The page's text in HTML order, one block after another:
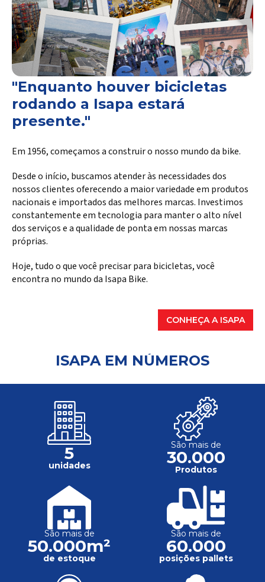
"Enquanto houver bicicletas
rodando a Isapa estará
presente."
Em 1956, começamos a construir o nosso mundo da bike.
Desde o início, buscamos atender às necessidades dos
nossos clientes oferecendo a maior variedade em produtos
nacionais e importados das melhores marcas. Investimos
constantemente em tecnologia para manter o alto nível
dos serviços e a qualidade de ponta em nossas marcas
próprias.
Hoje, tudo o que você precisar para bicicletas, você
encontra no mundo da Isapa Bike.
CONHEÇA A ISAPA
ISAPA EM NÚMEROS
5
unidades
São mais de
30.000
Produtos
São mais de
50.000m²
de estoque
São mais de
60.000
posições pallets